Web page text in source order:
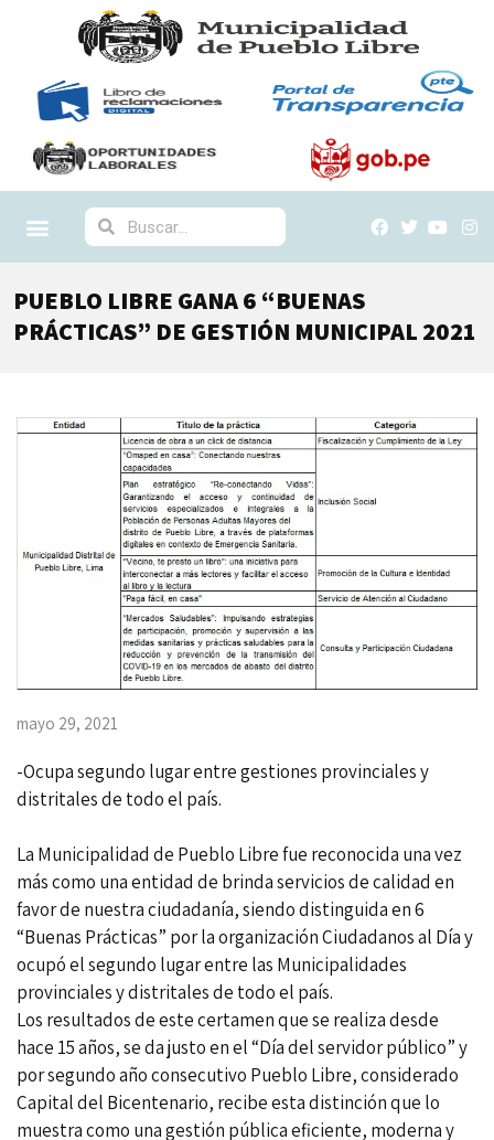
PUEBLO LIBRE GANA 6 “BUENAS
PRÁCTICAS” DE GESTIÓN MUNICIPAL 2021
mayo 29, 2021
-Ocupa segundo lugar entre gestiones provinciales y
distritales de todo el país.
La Municipalidad de Pueblo Libre fue reconocida una vez
más como una entidad de brinda servicios de calidad en
favor de nuestra ciudadanía, siendo distinguida en 6
“Buenas Prácticas” por la organización Ciudadanos al Día y
ocupó el segundo lugar entre las Municipalidades
provinciales y distritales de todo el país.
Los resultados de este certamen que se realiza desde
hace 15 años, se da justo en el “Día del servidor público” y
por segundo año consecutivo Pueblo Libre, considerado
Capital del Bicentenario, recibe esta distinción que lo
muestra como una gestión pública eficiente, moderna y